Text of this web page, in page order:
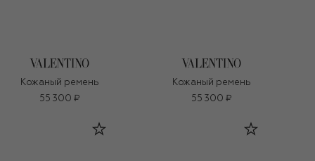
Кожаный ремень
55 300 ₽
Кожаный ремень
55 300 ₽